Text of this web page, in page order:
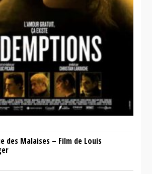
des Malaises – Film de Louis